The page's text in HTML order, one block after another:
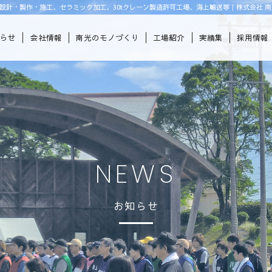
計・製作・施工、セラミック加工、30tクレーン製造許可工場、海上輸送等｜株式会社
せ 会社情報 南光のモノづくり 工場紹介 実績集 採用情報
NEWS
お知らせ